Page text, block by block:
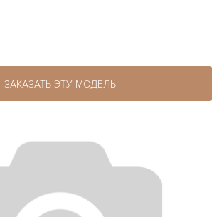
ЗАКАЗАТЬ ЭТУ МОДЕЛЬ